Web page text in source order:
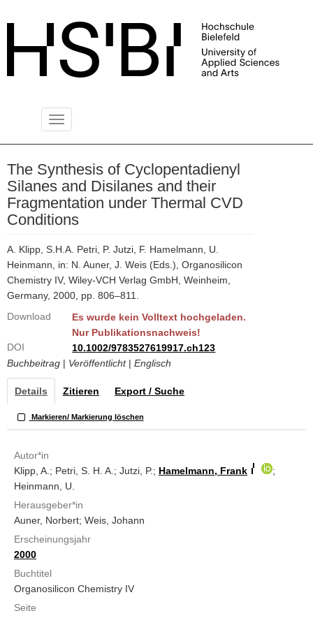
Toggle
The Synthesis of Cyclopentadienyl
Silanes and Disilanes and their
Fragmentation under Thermal CVD
Conditions
A. Klipp, S.H.A. Petri, P. Jutzi, F. Hamelmann, U.
Heinmann, in: N. Auner, J. Weis (Eds.), Organosilicon
Chemistry IV, Wiley-VCH Verlag GmbH, Weinheim,
Germany, 2000, pp. 806–811.
Download
Es wurde kein Volltext hochgeladen.
Nur Publikationsnachweis!
DOI
10.1002/9783527619917.ch123
Buchbeitrag | Veröffentlicht| Englisch
Details Zitieren Export / Suche
Markieren/ Markierung löschen
Autor*in
Klipp, A.; Petri, S. H. A.; Jutzi, P.; Hamelmann, Frank
;
Heinmann, U.
Herausgeber*in
Auner, Norbert; Weis, Johann
Erscheinungsjahr
2000
Buchtitel
Organosilicon Chemistry IV
Seite